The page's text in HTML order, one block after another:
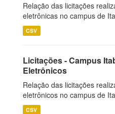
Relação das licitações
eletrônicas no campus de
CSV
Licitações - Campus
Eletrônicos
Relação das licitações
eletrônicos no campus de
CSV